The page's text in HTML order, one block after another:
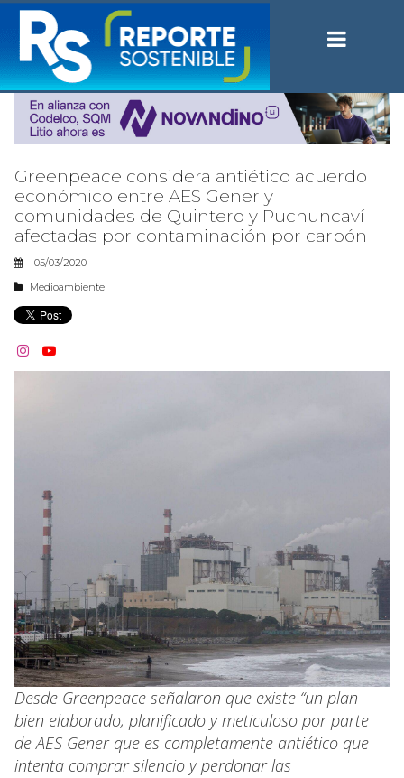
Greenpeace considera antiético acuerdo
económico entre AES Gener y
comunidades de Quintero y Puchuncaví
afectadas por contaminación por carbón
05/03/2020
Medioambiente
 
Desde Greenpeace señalaron que existe “un plan
bien elaborado, planificado y meticuloso por parte
de AES Gener que es completamente antiético que
intenta comprar silencio y perdonar las